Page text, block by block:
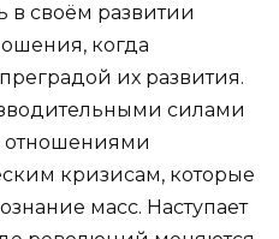
в своём развитии
когда
их развития.
силами
отношениями
кризисам, которые
масс. Наступает